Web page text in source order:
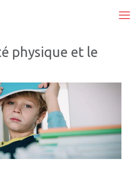
physique et le